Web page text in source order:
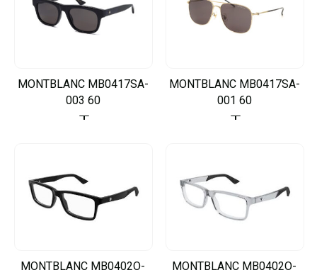
MONTBLANC MB0417SA-
003 60
MONTBLANC MB0417SA-
001 60
MONTBLANC MB0402O-
MONTBLANC MB0402O-